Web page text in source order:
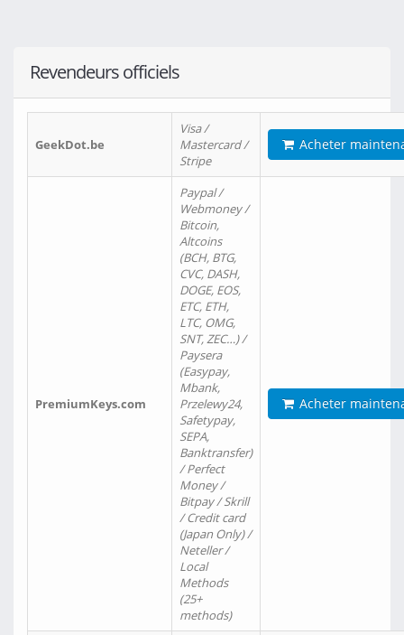
Revendeurs officiels
GeekDot.be
Visa /
Mastercard /
Stripe
Acheter
PremiumKeys.com
Paypal /
Webmoney /
Bitcoin,
Altcoins
(BCH, BTG,
CVC, DASH,
DOGE, EOS,
ETC, ETH,
LTC, OMG,
SNT, ZEC…) /
Paysera
(Easypay,
Mbank,
Przelewy24,
Safetypay,
SEPA,
Banktransfer)
/ Perfect
Money /
Bitpay / Skrill
/ Credit card
(Japan Only) /
Neteller /
Local
Methods
(25+
methods)
Acheter